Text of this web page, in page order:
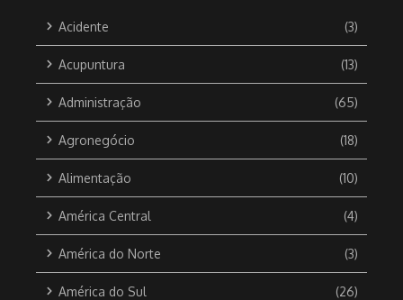
Acidente (3)
Acupuntura (13)
Administração (65)
Agronegócio (18)
Alimentação (10)
América Central (4)
América do Norte (3)
América do Sul (26)